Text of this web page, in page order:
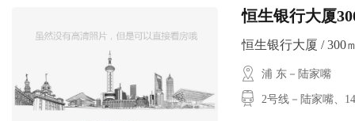
恒生银行大厦300
恒生银行大厦 / 300
浦 东－陆家嘴
2号线－陆家嘴、